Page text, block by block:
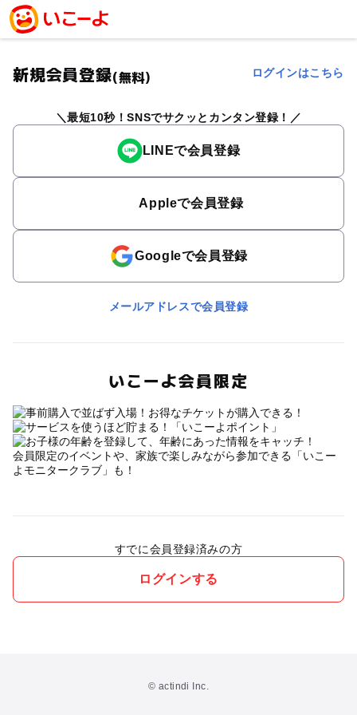
新規会員登録(無料) ログインはこちら
最短10秒！SNSでサクッとカンタン登録！
LINEで会員登録
Appleで会員登録
Googleで会員登録
メールアドレスで会員登録
いこーよ会員限定
会員限定のイベントや、家族で楽しみながら参加できる「いこー
よモニタークラブ」も！
すでに会員登録済みの方
ログインする
© actindi Inc.